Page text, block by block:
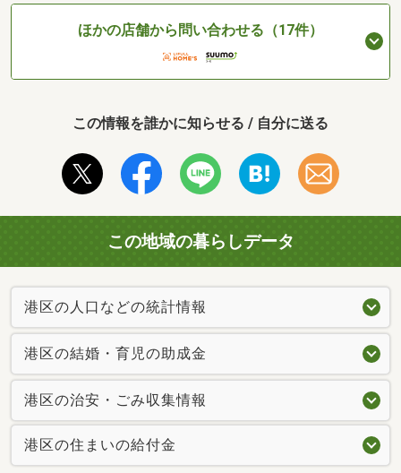
ほかの店舗から問い合わせる（17件）
この情報を誰かに知らせる / 自分に送る
この地域の暮らしデータ
港区の人口などの統計情報
港区の結婚・育児の助成金
港区の治安・ごみ収集情報
港区の住まいの給付金